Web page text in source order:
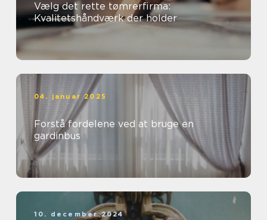
Vælg det rette tømrerfirma:
Kvalitetshåndværk der holder
04. januar 2025
Forstå fordelene ved at bruge en
gardinbus
10. december 2024